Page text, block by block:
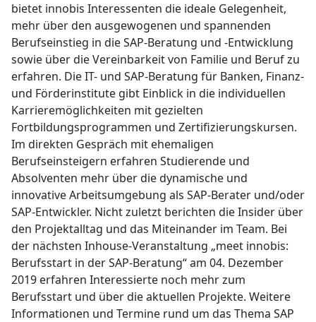
bietet innobis Interessenten die ideale Gelegenheit,
mehr über den ausgewogenen und spannenden
Berufseinstieg in die SAP-Beratung und -Entwicklung
sowie über die Vereinbarkeit von Familie und Beruf zu
erfahren. Die IT- und SAP-Beratung für Banken, Finanz-
und Förderinstitute gibt Einblick in die individuellen
Karrieremöglichkeiten mit gezielten
Fortbildungsprogrammen und Zertifizierungskursen.
Im direkten Gespräch mit ehemaligen
Berufseinsteigern erfahren Studierende und
Absolventen mehr über die dynamische und
innovative Arbeitsumgebung als SAP-Berater und/oder
SAP-Entwickler. Nicht zuletzt berichten die Insider über
den Projektalltag und das Miteinander im Team. Bei
der nächsten Inhouse-Veranstaltung „meet innobis:
Berufsstart in der SAP-Beratung“ am 04. Dezember
2019 erfahren Interessierte noch mehr zum
Berufsstart und über die aktuellen Projekte. Weitere
Informationen und Termine rund um das Thema SAP